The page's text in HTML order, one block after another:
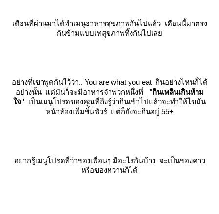
เดือนที่ผ่านมาได้ทำเมนูอาหารสุขภาพกันไปแล้ว เดือนนี้มาตรง
กันข้ามแบบเทสุขภาพทิ้งกันไปเล
อย่างที่เขาพูดกันไว้ว่า.. You are what you eat กินอย่างไหนก็ได้
อย่างนั้น แต่มันก็จะมีอาหารจำพวกหนึ่งที่
"กินเพลินเกินห้าม
จ" เป็นเมนูโปรดของคุณที่ถึงรู้ว่ากินเข้าไปแล้วจะทำให้ไขมัน
หน้าท้องเพิ่มขึ้นชัวร์ แต่ก็ยังจะกินอยู่ 55+
อยากรู้เมนูโปรดที่ว่าของเพื่อนๆ มีอะไรกันบ้าง จะเป็นของคาว
หรือของหวานก็ได้